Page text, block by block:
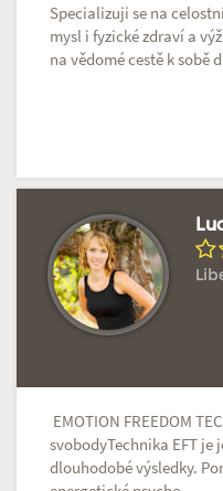
Specializuji se na
mysl i fyzické zdraví a
na vědomé cestě k sobě
EMOTION FREEDOM
svobodyTechnika EFT je
dlouhodobé výsledky.